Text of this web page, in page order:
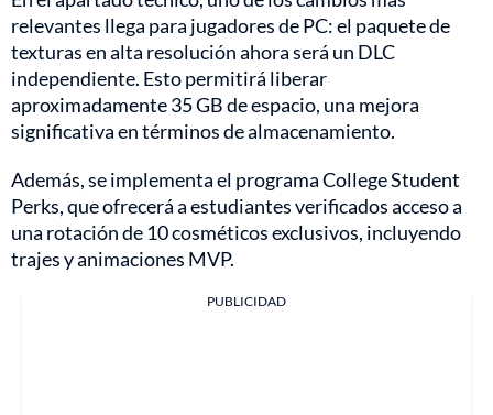
relevantes llega para jugadores de PC: el paquete de
texturas en alta resolución ahora será un DLC
independiente. Esto permitirá liberar
aproximadamente 35 GB de espacio, una mejora
significativa en términos de almacenamiento.
Además, se implementa el programa College Student
Perks, que ofrecerá a estudiantes verificados acceso a
una rotación de 10 cosméticos exclusivos, incluyendo
trajes y animaciones MVP.
PUBLICIDAD